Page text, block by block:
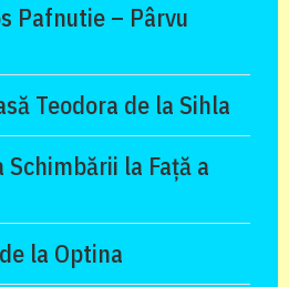
Pafnutie – Pârvu
Teodora de la Sihla
la Față a
la Optina